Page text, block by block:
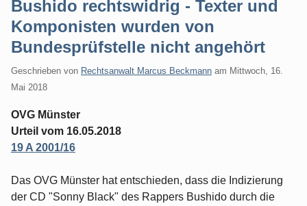
Bushido rechtswidrig - Texter und
Komponisten wurden von
Bundesprüfstelle nicht angehört
Geschrieben von Rechtsanwalt Marcus Beckmann am Mittwoch, 16.
Mai 2018
OVG Münster
Urteil vom 16.05.2018
19 A 2001/16
Das OVG Münster hat entschieden, dass die Indizierung
der CD "Sonny Black" des Rappers Bushido durch die